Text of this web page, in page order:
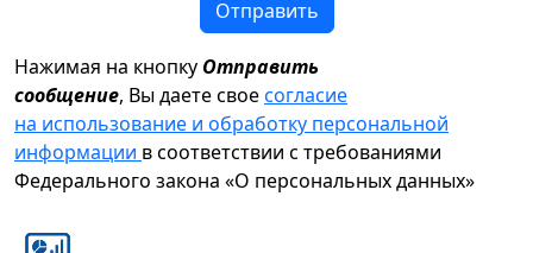
Отправить
Нажимая на кнопку Отправить
сообщение, Вы даете своесогласие
на использование и обработку персональной
информации в соответствии с требованиями
Федерального закона «О персональных данных»